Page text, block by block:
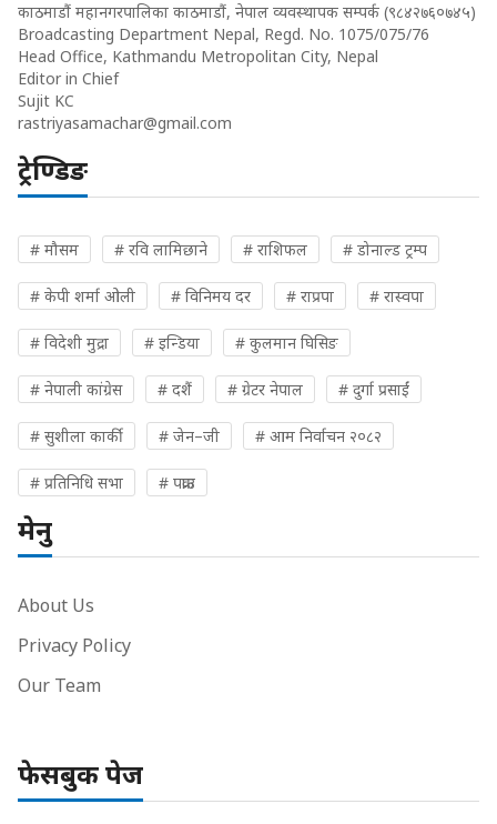
काठमाडौं महानगरपालिका काठमाडौं, नेपाल व्यवस्थापक सम्पर्क (९८४२७६०७४५)
Broadcasting Department Nepal, Regd. No. 1075/075/76
Head Office, Kathmandu Metropolitan City, Nepal
Editor in Chief
Sujit KC
rastriyasamachar@gmail.com
ट्रेण्डिङ
# मौसम # रवि लामिछाने # राशिफल # डोनाल्ड ट्रम्प
# केपी शर्मा ओली # विनिमय दर # राप्रपा # रास्वपा
# विदेशी मुद्रा # इन्डिया # कुलमान घिसिङ
# नेपाली कांग्रेस # दशैं # ग्रेटर नेपाल # दुर्गा प्रसाईं
# सुशीला कार्की # जेन–जी # आम निर्वाचन २०८२
# प्रतिनिधि सभा # पक्राउ
मेनु
About Us
Privacy Policy
Our Team
फेसबुक पेज